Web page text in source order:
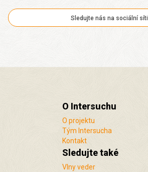
Sledujte nás na sociální síti
O Intersuchu
O projektu
Tým Intersucha
Kontakt
Sledujte také
Vlny veder